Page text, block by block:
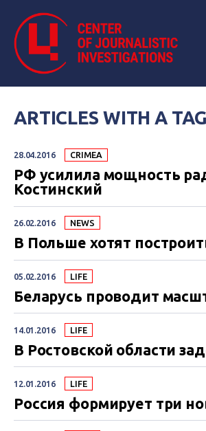
ARTICLES WITH A
28.04.2016 CRIMEA
РФ усилила мощность
Костинский
26.02.2016 NEWS
В Польше хотят
05.02.2016 LIFE
Беларусь проводит
14.01.2016 LIFE
В Ростовской области
12.01.2016 LIFE
Россия формирует три